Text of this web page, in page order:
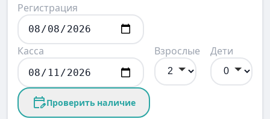
Регистрация
Касса Взрослые Дети
Проверить наличие